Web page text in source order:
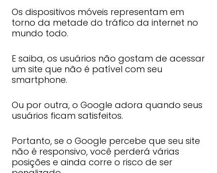
Os dispositivos móveis representam em
torno da metade do tráfico da internet no
mundo todo.
E saiba, os usuários não gostam de acessar
um site que não é patível com seu
smartphone.
Ou por outra, o Google adora quando seus
usuários ficam satisfeitos.
Portanto, se o Google percebe que seu site
não é responsivo, você perderá várias
posições e ainda corre o risco de ser